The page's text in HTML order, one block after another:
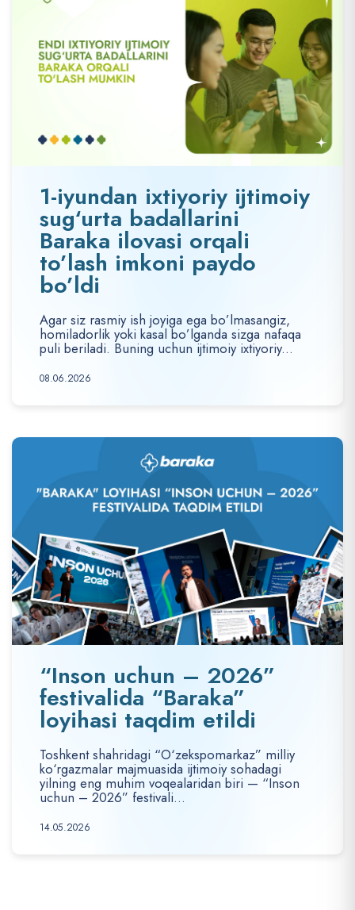
1-iyundan ixtiyoriy ijtimoiy
sug‘urta badallarini
Baraka ilovasi orqali
to’lash imkoni paydo
bo’ldi
Agar siz rasmiy ish joyiga ega bo’lmasangiz,
homiladorlik yoki kasal bo’lganda sizga nafaqa
puli beriladi. Buning uchun ijtimoiy ixtiyoriy...
08.06.2026
“Inson uchun – 2026”
festivalida “Baraka”
loyihasi taqdim etildi
Toshkent shahridagi “O‘zekspomarkaz” milliy
ko‘rgazmalar majmuasida ijtimoiy sohadagi
yilning eng muhim voqealaridan biri — “Inson
uchun – 2026” festivali...
14.05.2026